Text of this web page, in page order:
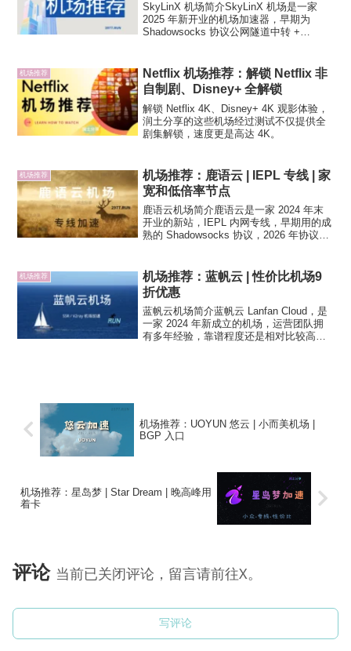
SkyLinX 机场简介SkyLinX 机场是一家
2025 年新开业的机场加速器，早期为
Shadowsocks 协议公网隧道中转 +
入口的 IEPL...
机场推荐
Netflix 机场推荐：解锁 Netflix 非
自制剧、Disney+ 全解锁
解锁 Netflix 4K、Disney+ 4K 观影体验，
润土分享的这些机场经过测试不仅提供全
剧集解锁，速度更是高达 4K。
机场推荐
机场推荐：鹿语云 | IEPL 专线 | 家
宽和低倍率节点
鹿语云机场简介鹿语云是一家 2024 年末
开业的新站，IEPL 内网专线，早期用的成
熟的 Shadowsocks 协议，2026 年协议切
持 Netflix、Di...
机场推荐
机场推荐：蓝帆云 | 性价比机场9
折优惠
蓝帆云机场简介蓝帆云 Lanfan Cloud，是
一家 2024 年新成立的机场，运营团队拥
有多年经验，靠谱程度还是相对比较高
机场推荐：UOYUN 悠云 | 小而美机场 |
BGP 入口
机场推荐：星岛梦 | Star Dream | 晚高峰用
着卡
评论 当前已关闭评论，留言请前往X。
写评论